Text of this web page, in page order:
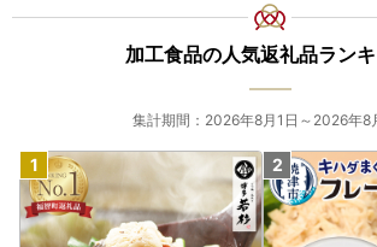
加工食品の人気返礼品ラン
集計期間：2026年8月1日～2026年8